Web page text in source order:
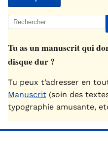
Rechercher :
Tu as un manuscrit qui
disque dur ?
Tu peux t’adresser en
Manuscrit (soin des
typographie amusante,